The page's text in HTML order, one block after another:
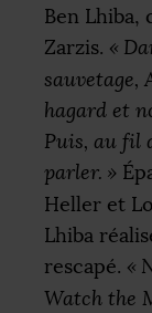
Ben Lhiba,
Zarzis. «
sauvetage,
hagard et
Puis, au fil
parler. »
Heller et
Lhiba
rescapé. «
Watch the